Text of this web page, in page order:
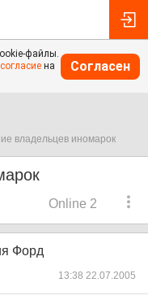
файлы.
согласие на
Согласен
владельцев иномарок
Online 2
Форд
13:38 22.07.2005